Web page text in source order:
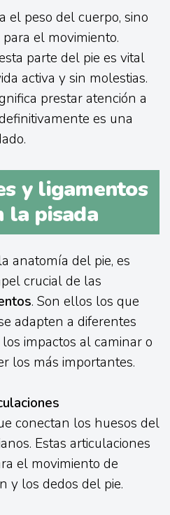
el peso del cuerpo, sino
el movimiento.
parte del pie es vital
activa y sin molestias.
prestar atención a
es una
y ligamentos
la pisada
anatomía del pie, es
crucial de las
. Son ellos los que
adapten a diferentes
impactos al caminar o
los más importantes.
conectan los huesos del
Estas articulaciones
el movimiento de
y los dedos del pie.